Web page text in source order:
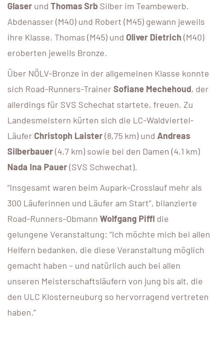
Glaser und Thomas Srb Silber im Teambewerb.
Abdenasser (M40) und Robert (M45) gewann jeweils
ihre Klasse, Thomas (M45) und Oliver Dietrich (M40)
eroberten jeweils Bronze.
Über NÖLV-Bronze in der allgemeinen Klasse konnte
sich Road-Runners-Trainer Sofiane Mechehoud, der
allerdings für SVS Schechat startete, freuen. Zu
Landesmeistern kürten sich die LC-Waldviertel-
Läufer Christoph Laister(8,75 km) und Andreas
Silberbauer(4,7 km) sowie bei den Damen (4,1 km)
Nada Ina Pauer(SVS Schwechat).
“Insgesamt waren beim Aupark-Crosslauf mehr als
300 Läuferinnen und Läufer am Start”, bilanzierte
Road-Runners-Obmann Wolfgang Piffl die
gelungene Veranstaltung: “Ich möchte mich bei allen
Helfern bedanken, die diese Veranstaltung möglich
gemacht haben – und natürlich auch bei allen
unseren Meisterschaftsläufern von jung bis alt, die
den ULC Klosterneuburg so hervorragend vertreten
haben.”